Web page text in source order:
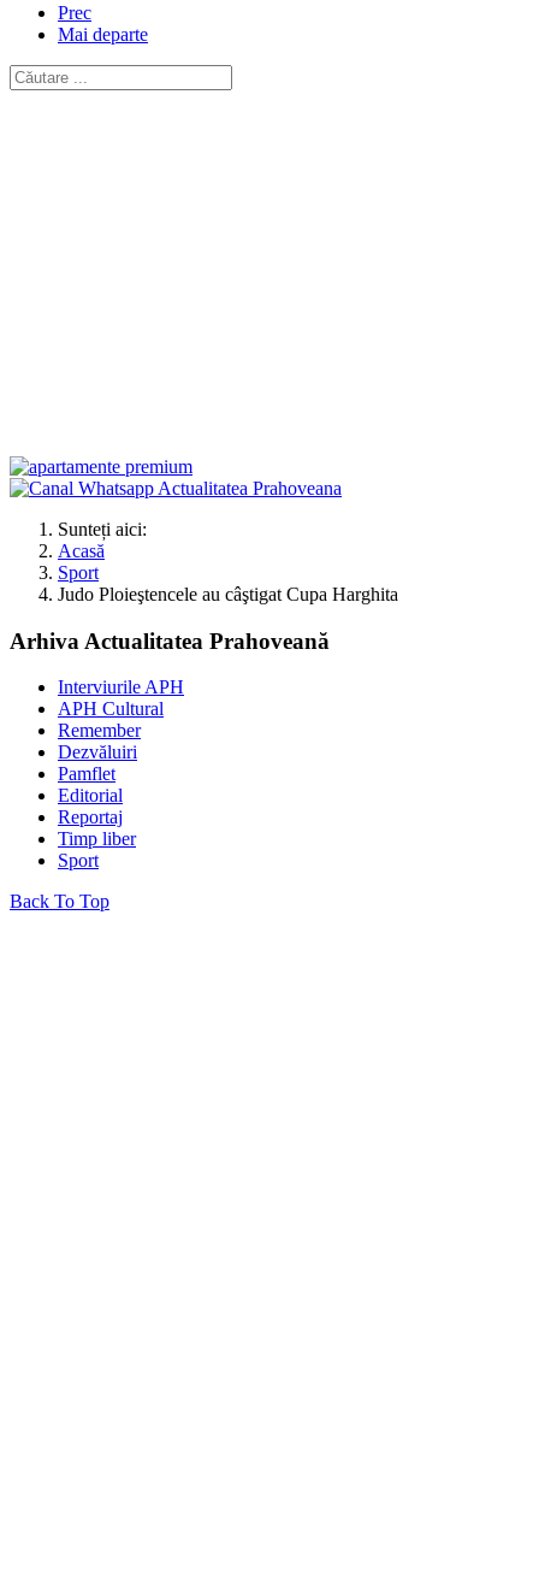
Prec
Mai departe
Sunteți aici:
Acasă
Sport
Judo Ploieştencele au câştigat Cupa Harghita
Arhiva Actualitatea Prahoveană
Interviurile APH
APH Cultural
Remember
Dezvăluiri
Pamflet
Editorial
Reportaj
Timp liber
Sport
Back To Top